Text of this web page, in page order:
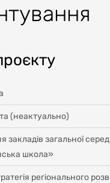
(неактуально)
закладів загальної
школа»
регіонального